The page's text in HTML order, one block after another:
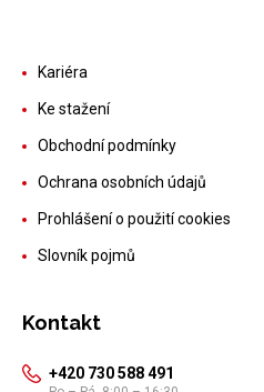
Kariéra
Ke stažení
Obchodní podmínky
Ochrana osobních údajů
Prohlášení o použití cookies
Slovník pojmů
Kontakt
+420 730 588 491